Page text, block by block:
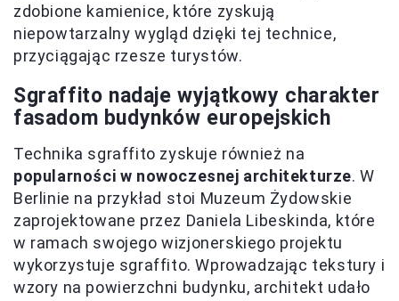
zdobione kamienice, które zyskują
niepowtarzalny wygląd dzięki tej technice,
przyciągając rzesze turystów.
Sgraffito nadaje wyjątkowy charakter
fasadom budynków europejskich
Technika sgraffito zyskuje również na
popularności w nowoczesnej architekturze. W
Berlinie na przykład stoi Muzeum Żydowskie
zaprojektowane przez Daniela Libeskinda, które
w ramach swojego wizjonerskiego projektu
wykorzystuje sgraffito. Wprowadzając tekstury i
wzory na powierzchni budynku, architekt udało